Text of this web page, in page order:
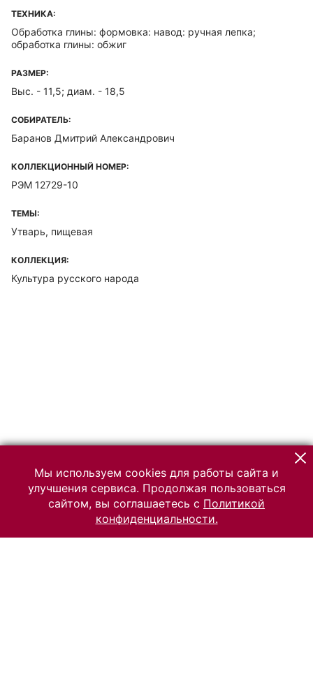
ТЕХНИКА:
Обработка глины: формовка: навод: ручная лепка;
обработка глины: обжиг
РАЗМЕР:
Выс. - 11,5; диам. - 18,5
СОБИРАТЕЛЬ:
Баранов Дмитрий Александрович
КОЛЛЕКЦИОННЫЙ НОМЕР:
РЭМ 12729-10
ТЕМЫ:
Утварь, пищевая
КОЛЛЕКЦИЯ:
Культура русского народа
Мы используем cookies для работы сайта и
улучшения сервиса. Продолжая пользоваться
сайтом, вы соглашаетесь с Политикой
конфиденциальности.